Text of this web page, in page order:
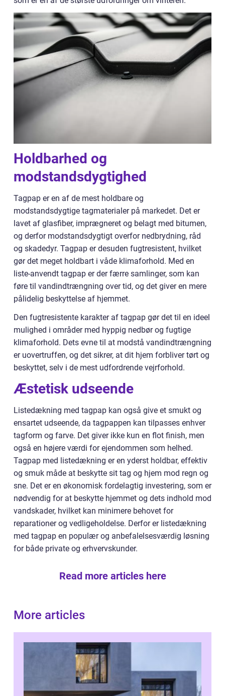
Holdbarhed og
modstandsdygtighed
Tagpap er en af de mest holdbare og
modstandsdygtige tagmaterialer på markedet. Det er
lavet af glasfiber, imprægneret og belagt med bitumen,
og derfor modstandsdygtigt overfor nedbrydning, råd
og skadedyr. Tagpap er desuden fugtresistent, hvilket
gør det meget holdbart i våde klimaforhold. Med en
liste-anvendt tagpap er der færre samlinger, som kan
føre til vandindtrængning over tid, og det giver en mere
pålidelig beskyttelse af hjemmet.
Den fugtresistente karakter af tagpap gør det til en ideel
mulighed i områder med hyppig nedbør og fugtige
klimaforhold. Dets evne til at modstå vandindtrængning
er uovertruffen, og det sikrer, at dit hjem forbliver tørt og
beskyttet, selv i de mest udfordrende vejrforhold.
Æstetisk udseende
Listedækning med tagpap kan også give et smukt og
ensartet udseende, da tagpappen kan tilpasses enhver
tagform og farve. Det giver ikke kun en flot finish, men
også en højere værdi for ejendommen som helhed.
Tagpap med listedækning er en yderst holdbar, effektiv
og smuk måde at beskytte sit tag og hjem mod regn og
sne. Det er en økonomisk fordelagtig investering, som er
nødvendig for at beskytte hjemmet og dets indhold mod
vandskader, hvilket kan minimere behovet for
reparationer og vedligeholdelse. Derfor er listedækning
med tagpap en populær og anbefalelsesværdig løsning
for både private og erhvervskunder.
Read more articles here
More articles